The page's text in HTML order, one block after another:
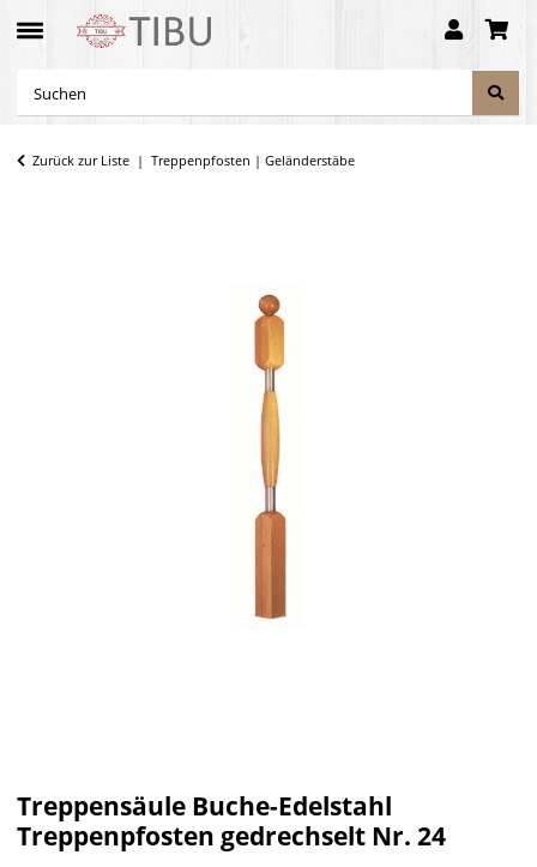
Zurück zur Liste Treppenpfosten | Geländerstäbe
Treppensäule Buche-Edelstahl
Treppenpfosten gedrechselt Nr. 24